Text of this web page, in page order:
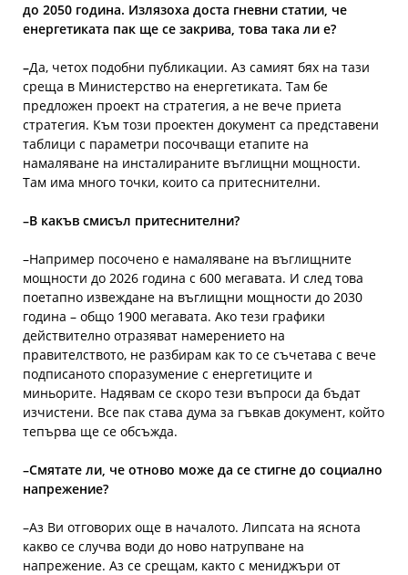
до 2050 година. Излязоха доста гневни статии, че
енергетиката пак ще се закрива, това така ли е?
–Да, четох подобни публикации. Аз самият бях на тази
среща в Министерство на енергетиката. Там бе
предложен проект на стратегия, а не вече приета
стратегия. Към този проектен документ са представени
таблици с параметри посочващи етапите на
намаляване на инсталираните въглищни мощности.
Там има много точки, които са притеснителни.
–В какъв смисъл притеснителни?
–Например посочено е намаляване на въглищните
мощности до 2026 година с 600 мегавата. И след това
поетапно извеждане на въглищни мощности до 2030
година – общо 1900 мегавата. Ако тези графики
действително отразяват намерението на
правителството, не разбирам как то се съчетава с вече
подписаното споразумение с енергетиците и
миньорите. Надявам се скоро тези въпроси да бъдат
изчистени. Все пак става дума за гъвкав документ, който
тепърва ще се обсъжда.
–Смятате ли, че отново може да се стигне до социално
напрежение?
–Аз Ви отговорих още в началото. Липсата на яснота
какво се случва води до ново натрупване на
напрежение. Аз се срещам, както с мениджъри от